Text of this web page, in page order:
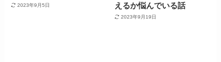
2023年9月5日
えるか悩んでいる話
2023年9月19日